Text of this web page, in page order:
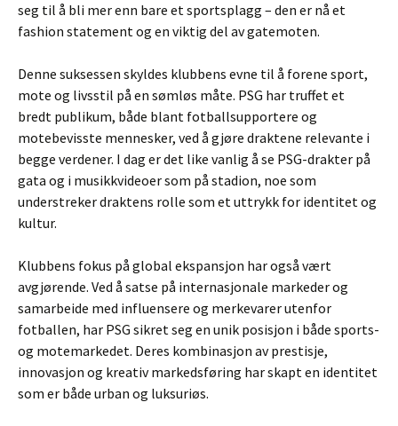
seg til å bli mer enn bare et sportsplagg – den er nå et
fashion statement og en viktig del av gatemoten.
Denne suksessen skyldes klubbens evne til å forene sport,
mote og livsstil på en sømløs måte. PSG har truffet et
bredt publikum, både blant fotballsupportere og
motebevisste mennesker, ved å gjøre draktene relevante i
begge verdener. I dag er det like vanlig å se PSG-drakter på
gata og i musikkvideoer som på stadion, noe som
understreker draktens rolle som et uttrykk for identitet og
kultur.
Klubbens fokus på global ekspansjon har også vært
avgjørende. Ved å satse på internasjonale markeder og
samarbeide med influensere og merkevarer utenfor
fotballen, har PSG sikret seg en unik posisjon i både sports-
og motemarkedet. Deres kombinasjon av prestisje,
innovasjon og kreativ markedsføring har skapt en identitet
som er både urban og luksuriøs.